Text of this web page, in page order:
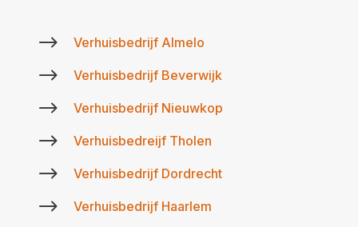
$ Verhuisbedrijf Almelo
$ Verhuisbedrijf Beverwijk
$ Verhuisbedrijf Nieuwkop
$ Verhuisbedreijf Tholen
$ Verhuisbedrijf Dordrecht
$ Verhuisbedrijf Haarlem